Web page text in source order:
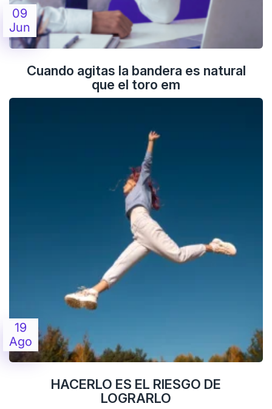
09
Jun
Cuando agitas la bandera es natural
que el toro em
19
Ago
HACERLO ES EL RIESGO DE
LOGRARLO